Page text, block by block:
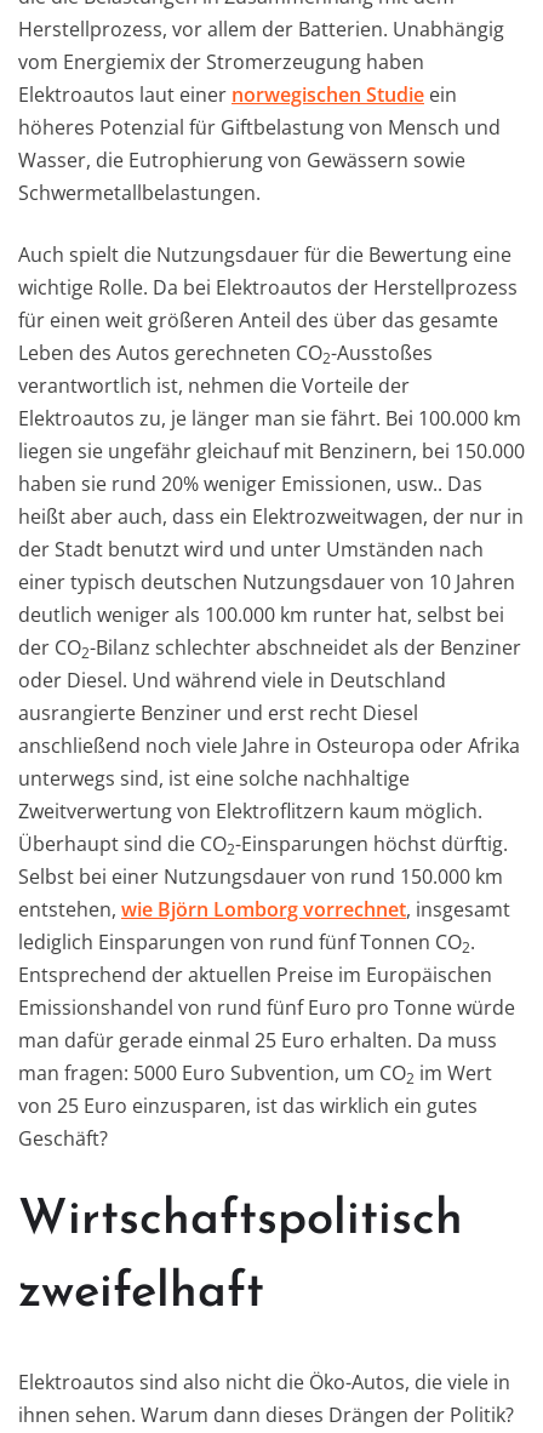
Herstellprozess, vor allem der Batterien. Unabhängig
vom Energiemix der Stromerzeugung haben
Elektroautos laut einer norwegischen Studie ein
höheres Potenzial für Giftbelastung von Mensch und
Wasser, die Eutrophierung von Gewässern sowie
Schwermetallbelastungen.
Auch spielt die Nutzungsdauer für die Bewertung eine
wichtige Rolle. Da bei Elektroautos der Herstellprozess
für einen weit größeren Anteil des über das gesamte
Leben des Autos gerechneten CO2-Ausstoßes
verantwortlich ist, nehmen die Vorteile der
Elektroautos zu, je länger man sie fährt. Bei 100.000 km
liegen sie ungefähr gleichauf mit Benzinern, bei 150.000
haben sie rund 20% weniger Emissionen, usw.. Das
heißt aber auch, dass ein Elektrozweitwagen, der nur in
der Stadt benutzt wird und unter Umständen nach
einer typisch deutschen Nutzungsdauer von 10 Jahren
deutlich weniger als 100.000 km runter hat, selbst bei
der CO2-Bilanz schlechter abschneidet als der Benziner
oder Diesel. Und während viele in Deutschland
ausrangierte Benziner und erst recht Diesel
anschließend noch viele Jahre in Osteuropa oder Afrika
unterwegs sind, ist eine solche nachhaltige
Zweitverwertung von Elektroflitzern kaum möglich.
Überhaupt sind die CO2-Einsparungen höchst dürftig.
Selbst bei einer Nutzungsdauer von rund 150.000 km
entstehen, wie Björn Lomborg vorrechnet, insgesamt
lediglich Einsparungen von rund fünf Tonnen CO2.
Entsprechend der aktuellen Preise im Europäischen
Emissionshandel von rund fünf Euro pro Tonne würde
man dafür gerade einmal 25 Euro erhalten. Da muss
man fragen: 5000 Euro Subvention, um CO2 im Wert
von 25 Euro einzusparen, ist das wirklich ein gutes
Geschäft?
Wirtschaftspolitisch
zweifelhaft
Elektroautos sind also nicht die Öko-Autos, die viele in
ihnen sehen. Warum dann dieses Drängen der Politik?